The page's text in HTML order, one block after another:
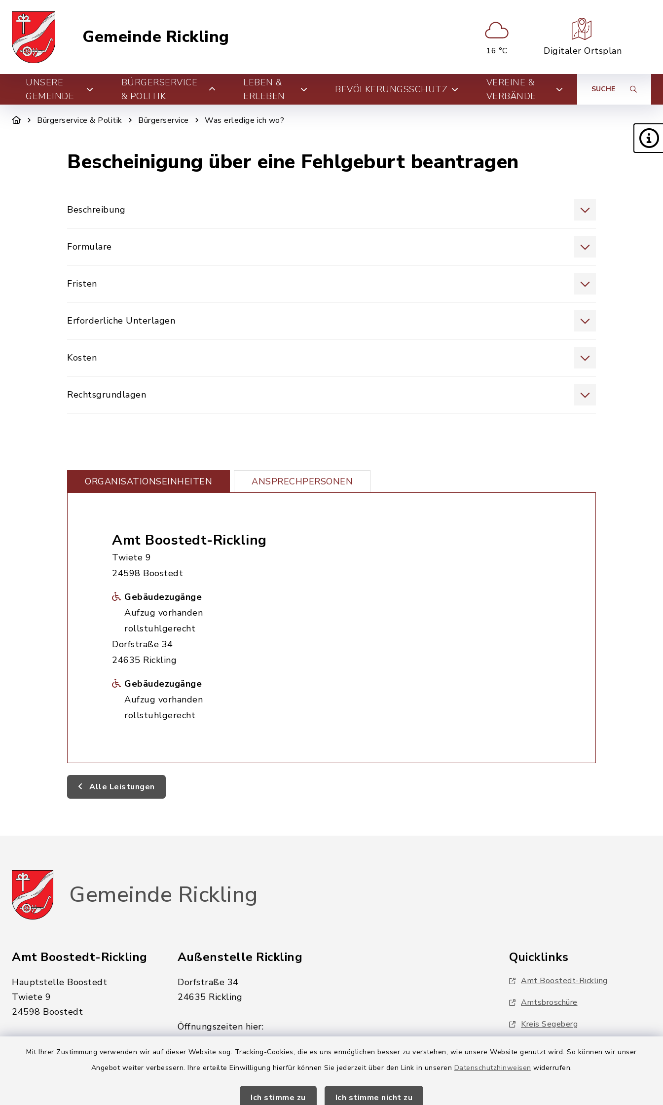
Mit Ihrer Zustimmung verwenden wir auf dieser Website sog. Tracking-Cookies, die es uns ermöglichen besser zu verstehen, wie unsere Website genutzt wird. So können wir unser
Angebot weiter verbessern. Ihre erteilte Einwilligung hierfür können Sie jederzeit über den Link in unseren Datenschutzhinweisen widerrufen.
Ich stimme zu Ich stimme nicht zu
Gemeinde Rickling
16 °C Digitaler Ortsplan
UNSERE
GEMEINDE
BÜRGERSERVICE
& POLITIK
LEBEN &
ERLEBEN
BEVÖLKERUNGSSCHUTZ
VEREINE &
VERBÄNDE
SUCHE
Bürgerservice & Politik Bürgerservice Was erledige ich wo?
Bescheinigung über eine Fehlgeburt beantragen
Beschreibung
Formulare
Fristen
Erforderliche Unterlagen
Kosten
Rechtsgrundlagen
ORGANISATIONS­EINHEITEN ANSPRECHPERSONEN
Amt Boostedt-Rickling
Twiete 9
24598 Boostedt
Gebäudezugänge
Aufzug vorhanden
rollstuhlgerecht
Dorfstraße 34
24635 Rickling
Gebäudezugänge
Aufzug vorhanden
rollstuhlgerecht
Alle Leistungen
Gemeinde Rickling
Amt Boostedt-Rickling
Hauptstelle Boostedt
Twiete 9
24598 Boostedt
Montag, Dienstag, Donnerstag,
Außenstelle Rickling
Dorfstraße 34
24635 Rickling
Öffnungszeiten hier:
Freitag:
08:00 - 12:00 Uhr
sowie zusätzlich am Donnerstag:
Quicklinks
Amt Boostedt-Rickling
Amtsbroschüre
Kreis Segeberg